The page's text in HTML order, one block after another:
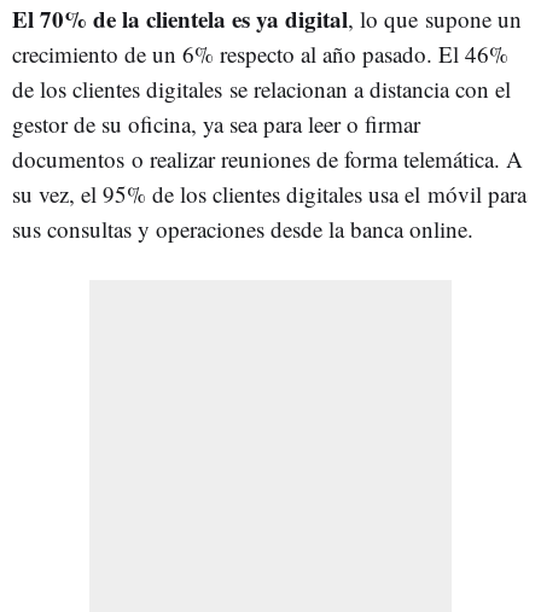
El 70% de la clientela es ya digital, lo que supone un
crecimiento de un 6% respecto al año pasado. El 46%
de los clientes digitales se relacionan a distancia con el
gestor de su oficina, ya sea para leer o firmar
documentos o realizar reuniones de forma telemática. A
su vez, el 95% de los clientes digitales usa el móvil para
sus consultas y operaciones desde la banca online.